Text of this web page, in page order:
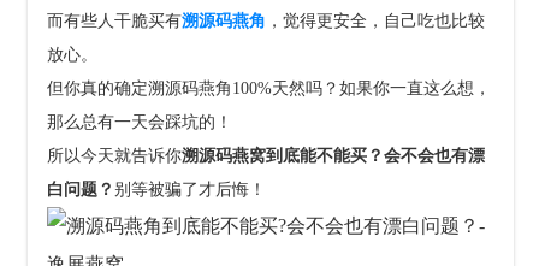
而有些人干脆买有溯源码燕角 ，觉得更安全，自己吃也比较
放心。
但你真的确定溯源码燕角100%天然吗？如果你一直这么想，
那么总有一天会踩坑的！
所以今天就告诉你溯源码燕窝到底能不能买？会不会也有漂
白问题？别等被骗了才后悔！